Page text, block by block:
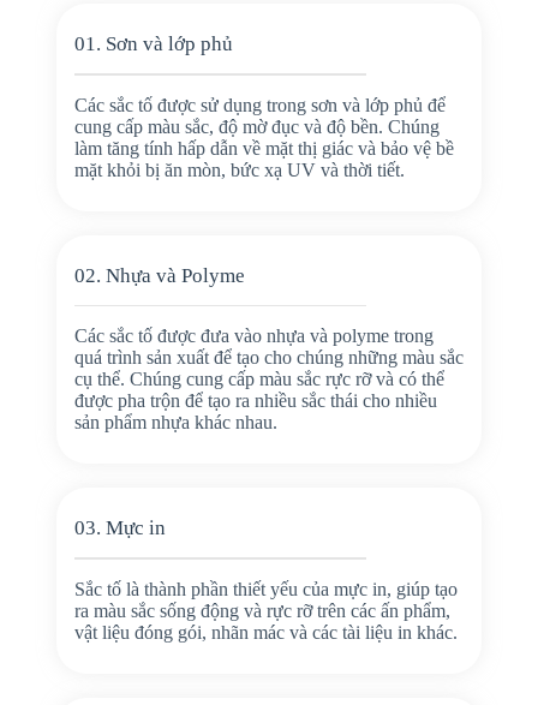
01. Sơn và lớp phủ
Các sắc tố được sử dụng trong sơn và lớp phủ để
cung cấp màu sắc, độ mờ đục và độ bền. Chúng
làm tăng tính hấp dẫn về mặt thị giác và bảo vệ bề
mặt khỏi bị ăn mòn, bức xạ UV và thời tiết.
02. Nhựa và Polyme
Các sắc tố được đưa vào nhựa và polyme trong
quá trình sản xuất để tạo cho chúng những màu sắc
cụ thể. Chúng cung cấp màu sắc rực rỡ và có thể
được pha trộn để tạo ra nhiều sắc thái cho nhiều
sản phẩm nhựa khác nhau.
03. Mực in
Sắc tố là thành phần thiết yếu của mực in, giúp tạo
ra màu sắc sống động và rực rỡ trên các ấn phẩm,
vật liệu đóng gói, nhãn mác và các tài liệu in khác.